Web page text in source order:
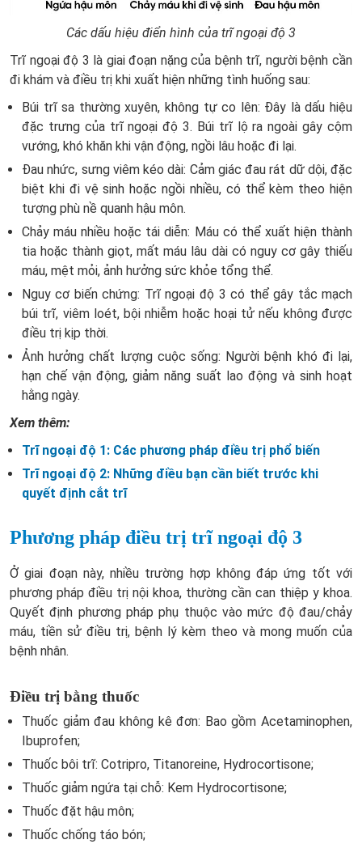
Các dấu hiệu điển hình của trĩ ngoại độ 3
Trĩ ngoại độ 3 là giai đoạn nặng của bệnh trĩ, người bệnh cần
đi khám và điều trị khi xuất hiện những tình huống sau:
Búi trĩ sa thường xuyên, không tự co lên: Đây là dấu hiệu
đặc trưng của trĩ ngoại độ 3. Búi trĩ lộ ra ngoài gây cộm
vướng, khó khăn khi vận động, ngồi lâu hoặc đi lại.
Đau nhức, sưng viêm kéo dài: Cảm giác đau rát dữ dội, đặc
biệt khi đi vệ sinh hoặc ngồi nhiều, có thể kèm theo hiện
tượng phù nề quanh hậu môn.
Chảy máu nhiều hoặc tái diễn: Máu có thể xuất hiện thành
tia hoặc thành giọt, mất máu lâu dài có nguy cơ gây thiếu
máu, mệt mỏi, ảnh hưởng sức khỏe tổng thể.
Nguy cơ biến chứng: Trĩ ngoại độ 3 có thể gây tắc mạch
búi trĩ, viêm loét, bội nhiễm hoặc hoại tử nếu không được
điều trị kịp thời.
Ảnh hưởng chất lượng cuộc sống: Người bệnh khó đi lại,
hạn chế vận động, giảm năng suất lao động và sinh hoạt
hằng ngày.
Xem thêm:
Trĩ ngoại độ 1: Các phương pháp điều trị phổ biến
Trĩ ngoại độ 2: Những điều bạn cần biết trước khi
quyết định cắt trĩ
Phương pháp điều trị trĩ ngoại độ 3
Ở giai đoạn này, nhiều trường hợp không đáp ứng tốt với
phương pháp điều trị nội khoa, thường cần can thiệp y khoa.
Quyết định phương pháp phụ thuộc vào mức độ đau/chảy
máu, tiền sử điều trị, bệnh lý kèm theo và mong muốn của
bệnh nhân.
Điều trị bằng thuốc
Thuốc giảm đau không kê đơn: Bao gồm Acetaminophen,
Ibuprofen;
Thuốc bôi trĩ: Cotripro, Titanoreine, Hydrocortisone;
Thuốc giảm ngứa tại chỗ: Kem Hydrocortisone;
Thuốc đặt hậu môn;
Thuốc chống táo bón;